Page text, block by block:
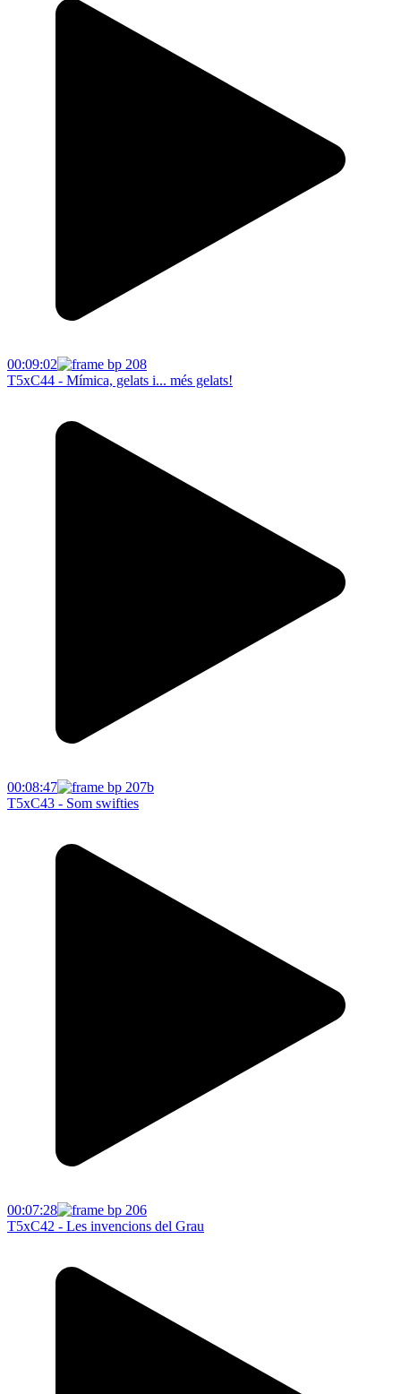
00:09:02
T5xC44 - Mímica, gelats i... més gelats!
00:08:47
T5xC43 - Som swifties
00:07:28
T5xC42 - Les invencions del Grau